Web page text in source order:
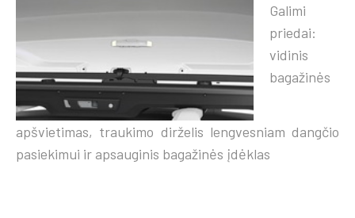
Galimi
priedai:
vidinis
bagažinės
apšvietimas, traukimo dirželis lengvesniam dangčio
pasiekimui ir apsauginis bagažinės įdėklas